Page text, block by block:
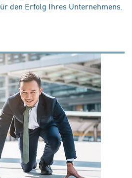
den Erfolg Ihres Unternehmens.